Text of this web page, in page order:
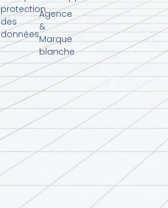
Agence
&
Marque
blanche
protection
des
données